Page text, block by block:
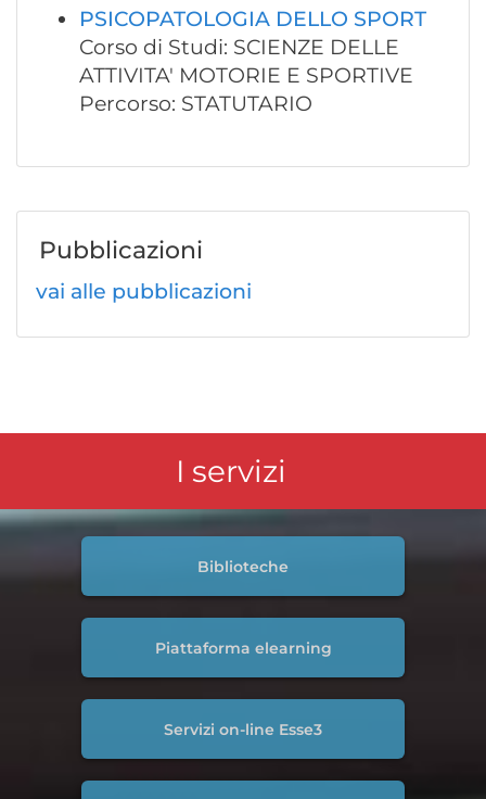
PSICOPATOLOGIA DELLO SPORT
Corso di Studi: SCIENZE DELLE
ATTIVITA' MOTORIE E SPORTIVE
Percorso: STATUTARIO
Pubblicazioni
vai alle pubblicazioni
I servizi
Biblioteche
Piattaforma elearning
Servizi on-line Esse3